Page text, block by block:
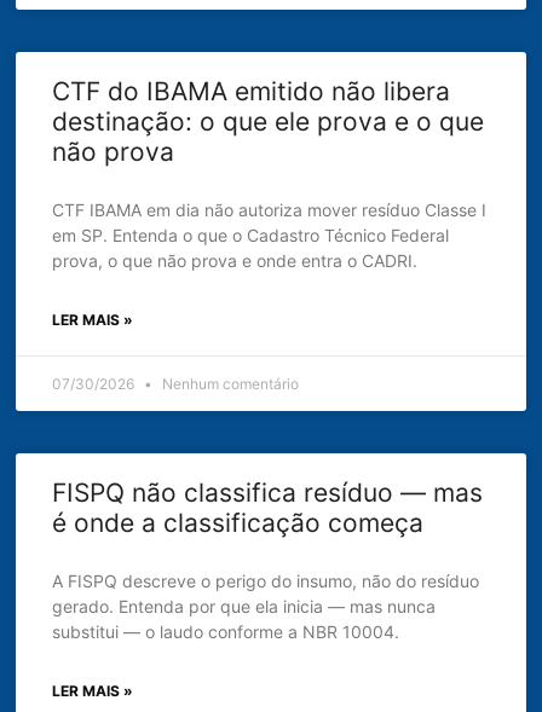
CTF do IBAMA emitido não libera
destinação: o que ele prova e o que
não prova
CTF IBAMA em dia não autoriza mover resíduo Classe I
em SP. Entenda o que o Cadastro Técnico Federal
prova, o que não prova e onde entra o CADRI.
LER MAIS »
07/30/2026 Nenhum comentário
FISPQ não classifica resíduo — mas
é onde a classificação começa
A FISPQ descreve o perigo do insumo, não do resíduo
gerado. Entenda por que ela inicia — mas nunca
substitui — o laudo conforme a NBR 10004.
LER MAIS »